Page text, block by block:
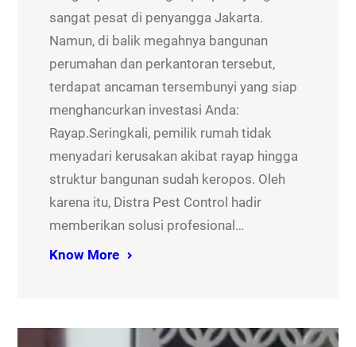
sangat pesat di penyangga Jakarta.
Namun, di balik megahnya bangunan
perumahan dan perkantoran tersebut,
terdapat ancaman tersembunyi yang siap
menghancurkan investasi Anda:
Rayap.Seringkali, pemilik rumah tidak
menyadari kerusakan akibat rayap hingga
struktur bangunan sudah keropos. Oleh
karena itu, Distra Pest Control hadir
memberikan solusi profesional…
Know More